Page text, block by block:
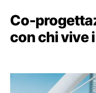
Co-
con chi vive